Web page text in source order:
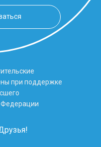
при поддержке
Федерации